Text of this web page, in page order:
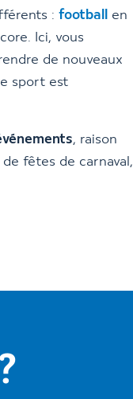
: football
en
Ici, vous
de nouveaux
sport est
, raison
fêtes de carnaval,